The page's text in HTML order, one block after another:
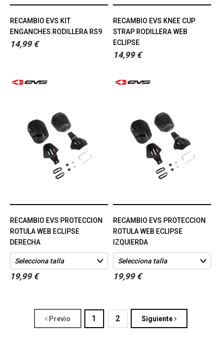
RECAMBIO EVS KIT
ENGANCHES RODILLERA RS9
14,99 €
RECAMBIO EVS KNEE CUP
STRAP RODILLERA WEB
ECLIPSE
14,99 €
RECAMBIO EVS PROTECCION
ROTULA WEB ECLIPSE
DERECHA
19,99 €
RECAMBIO EVS PROTECCION
ROTULA WEB ECLIPSE
IZQUIERDA
19,99 €
Previo 1 2 Siguiente